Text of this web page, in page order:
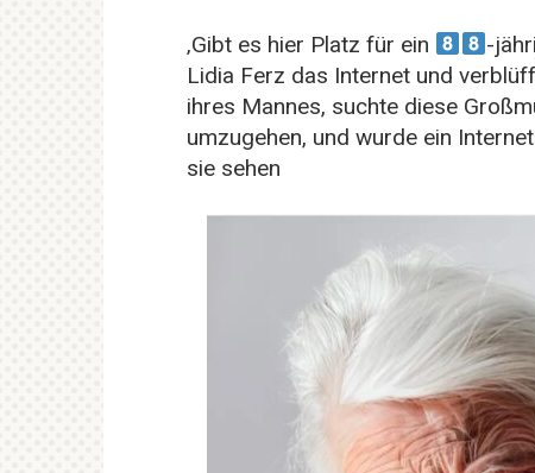
‚Gibt es hier Platz für ein
-
Lidia Ferz das Internet und
ihres Mannes, suchte diese
umzugehen, und wurde ein
sie sehen